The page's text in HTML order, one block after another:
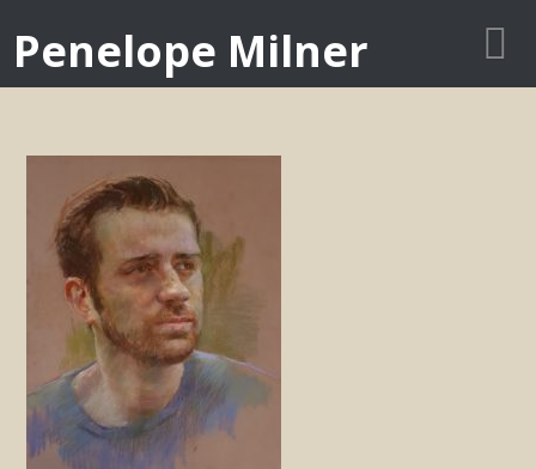
Penelope Milner